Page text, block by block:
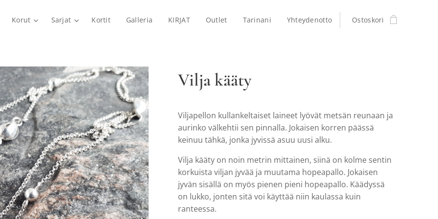
Korut Sarjat Kortit Galleria KIRJAT Outlet Tarinani Yhteydenotto Ostoskori
Vilja kääty
Viljapellon kullankeltaiset laineet lyövät metsän reunaan ja
aurinko välkehtii sen pinnalla. Jokaisen korren päässä
keinuu tähkä, jonka jyvissä asuu uusi alku.
Vilja kääty on noin metrin mittainen, siinä on kolme sentin
korkuista viljan jyvää ja muutama hopeapallo. Jokaisen
jyvän sisällä on myös pienen pieni hopeapallo. Käädyssä
on lukko, jonten sitä voi käyttää niin kaulassa kuin
ranteessa.